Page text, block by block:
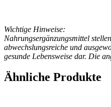
Wichtige Hinweise:
Nahrungsergänzungsmittel
abwechslungsreiche und
gesunde Lebensweise dar. Die
Ähnliche Produkte